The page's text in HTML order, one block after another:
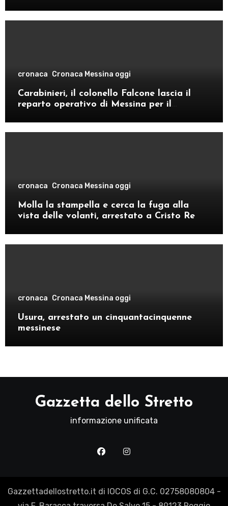
cronaca Cronaca Messina oggi
Carabinieri, il colonello Falcone lascia il
reparto operativo di Messina per il
cronaca Cronaca Messina oggi
Molla la stampella e cerca la fuga alla
vista delle volanti, arrestato a Cristo Re
cronaca Cronaca Messina oggi
Usura, arrestato un cinquantacinquenne
messinese
Gazzetta dello Stretto
informazione unificata
Gazzettadellostretto.it di IOCOS di G.C. 02758080804 -